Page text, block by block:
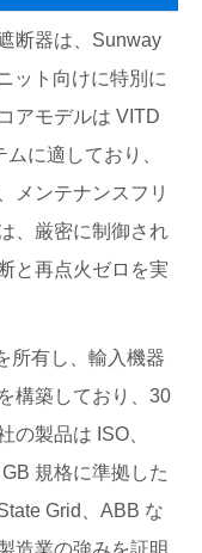
断器は、Sunway
ット向けに特別に
アモデルは VITD
に適しており、
メンテナンスフリ
、厳密に制御され
と再点火ゼロを実
所有し、輸入機器
構築しており、30
の製品は ISO、
規格に準拠した
Grid、ABB な
造業の強みを証明